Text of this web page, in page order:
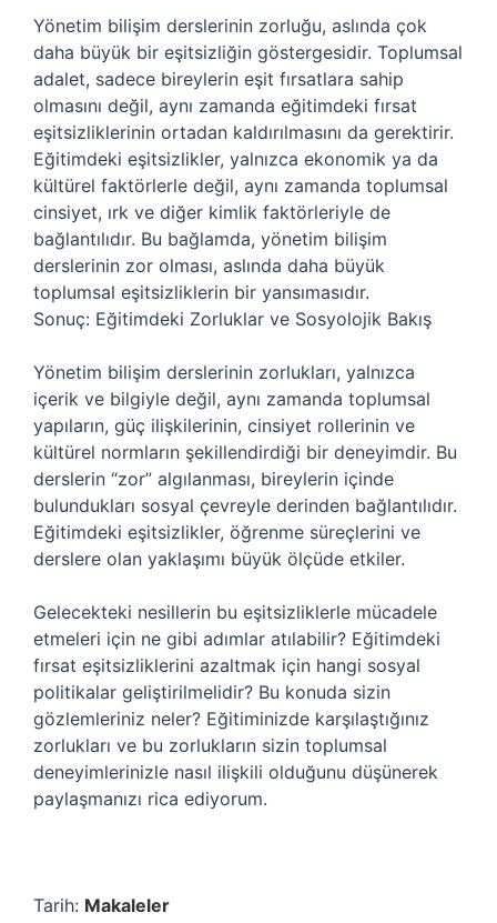
Yönetim bilişim derslerinin zorluğu, aslında çok
daha büyük bir eşitsizliğin göstergesidir. Toplumsal
adalet, sadece bireylerin eşit fırsatlara sahip
olmasını değil, aynı zamanda eğitimdeki fırsat
eşitsizliklerinin ortadan kaldırılmasını da gerektirir.
Eğitimdeki eşitsizlikler, yalnızca ekonomik ya da
kültürel faktörlerle değil, aynı zamanda toplumsal
cinsiyet, ırk ve diğer kimlik faktörleriyle de
bağlantılıdır. Bu bağlamda, yönetim bilişim
derslerinin zor olması, aslında daha büyük
toplumsal eşitsizliklerin bir yansımasıdır.
Sonuç: Eğitimdeki Zorluklar ve Sosyolojik Bakış
Yönetim bilişim derslerinin zorlukları, yalnızca
içerik ve bilgiyle değil, aynı zamanda toplumsal
yapıların, güç ilişkilerinin, cinsiyet rollerinin ve
kültürel normların şekillendirdiği bir deneyimdir. Bu
derslerin “zor” algılanması, bireylerin içinde
bulundukları sosyal çevreyle derinden bağlantılıdır.
Eğitimdeki eşitsizlikler, öğrenme süreçlerini ve
derslere olan yaklaşımı büyük ölçüde etkiler.
Gelecekteki nesillerin bu eşitsizliklerle mücadele
etmeleri için ne gibi adımlar atılabilir? Eğitimdeki
fırsat eşitsizliklerini azaltmak için hangi sosyal
politikalar geliştirilmelidir? Bu konuda sizin
gözlemleriniz neler? Eğitiminizde karşılaştığınız
zorlukları ve bu zorlukların sizin toplumsal
deneyimlerinizle nasıl ilişkili olduğunu düşünerek
paylaşmanızı rica ediyorum.
Tarih: Makaleler